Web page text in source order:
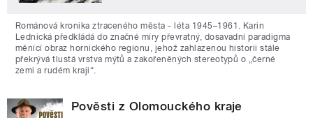
Románová kronika ztraceného města - léta 1945–1961. Karin
Lednická předkládá do značné míry převratný, dosavadní paradigma
měnící obraz hornického regionu, jehož zahlazenou historii stále
překrývá tlustá vrstva mýtů a zakořeněných stereotypů o „černé
zemi a rudém kraji“.
Pověsti z Olomouckého kraje